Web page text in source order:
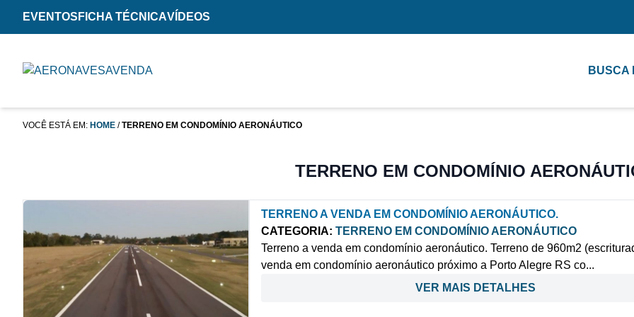
EVENTOS FICHA TÉCNICAVÍDEOS
BUSCA
VOCÊ ESTÁ EM: HOME /TERRENO EM CONDOMÍNIO AERONÁUTICO
TERRENO EM CONDOMÍNIO
TERRENO A VENDA EM CONDOMÍNIO AERONÁUTICO.
CATEGORIA: TERRENO EM CONDOMÍNIO AERONÁUTICO
Terreno a venda em condomínio aeronáutico. Terreno de 960m2
venda em condomínio aeronáutico próximo a Porto Alegre RS co...
VER MAIS DETALHES